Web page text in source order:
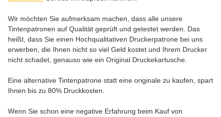
Wir möchten Sie aufmerksam machen, dass alle unsere
Tintenpatronen auf Qualität geprüft und getestet werden. Das
heißt, dass Sie einen Hochqualitativen Druckerpatrone bei uns
erwerben, die Ihnen nicht so viel Geld kostet und Ihrem Drucker
nicht schadet, genauso wie ein Original Druckekartusche.
Eine alternative Tintenpatrone statt eine originale zu kaufen, spart
Ihnen bis zu 80% Druckkosten.
Wenn Sie schon eine negative Erfahrung beim Kauf von